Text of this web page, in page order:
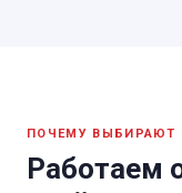
ПОЧЕМУ ВЫБИРАЮТ
Работаем